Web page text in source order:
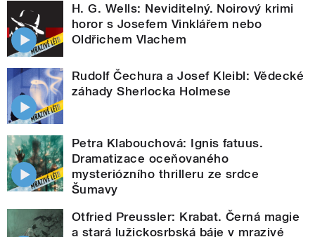
H. G. Wells: Neviditelný. Noirový krimi
horor s Josefem Vinklářem nebo
Oldřichem Vlachem
Rudolf Čechura a Josef Kleibl: Vědecké
záhady Sherlocka Holmese
Petra Klabouchová: Ignis fatuus.
Dramatizace oceňovaného
mysteriózního thrilleru ze srdce
Šumavy
Otfried Preussler: Krabat. Černá magie
a stará lužickosrbská báje v mrazivé